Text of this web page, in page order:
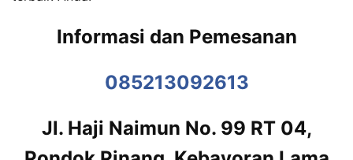
Informasi dan Pemesanan
085213092613
Jl. Haji Naimun No. 99 RT 04,